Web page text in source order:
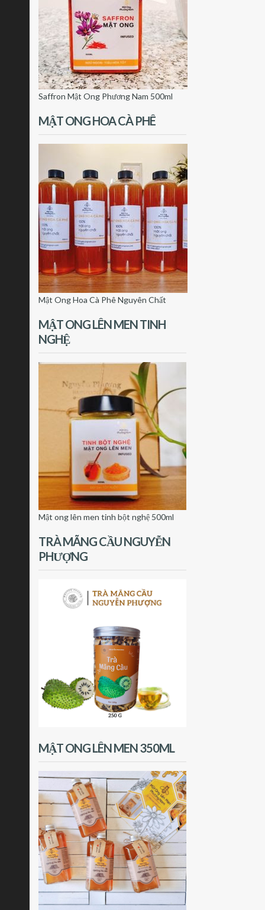
Saffron Mật Ong Phương Nam 500ml
MẬT ONG HOA CÀ PHÊ
Mật Ong Hoa Cà Phê Nguyên Chất
MẬT ONG LÊN MEN TINH
NGHỆ
Mật ong lên men tinh bột nghệ 500ml
TRÀ MÃNG CẦU NGUYỄN
PHƯỢNG
MẬT ONG LÊN MEN 350ML